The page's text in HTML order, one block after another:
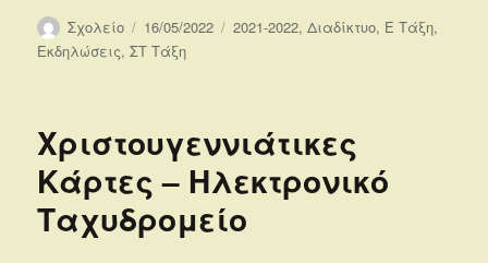
Συντάκτης
Σχολείο
Δημοσιεύτηκε
την
16/05/2022 Κατηγορίες
2021-2022,Διαδίκτυο, Ε Τάξη,
Εκδηλώσεις,ΣΤ Τάξη
Χριστουγεννιάτικες
Κάρτες – Ηλεκτρονικό
Ταχυδρομείο